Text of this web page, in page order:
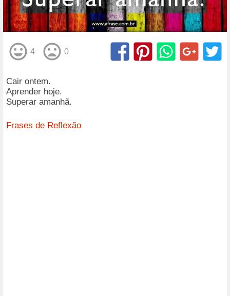
4 0
Cair ontem.
Aprender hoje.
Superar amanhã.
Frases de Reflexão